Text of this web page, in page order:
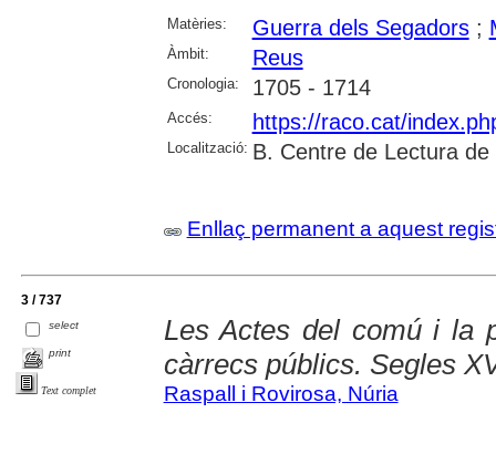
Matèries: Guerra dels Segadors;
Àmbit: Reus
Cronologia: 1705 - 1714
Accés: https://raco.cat/
Localització: B. Centre de Lectura de
Enllaç permanent a aquest
3 / 737
select
print
Text complet
Les Actes del comú i la
càrrecs públics. Segles
Raspall i Rovirosa, Núria